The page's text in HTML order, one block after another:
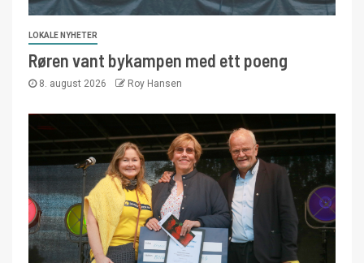
LOKALE NYHETER
Røren vant bykampen med ett poeng
8. august 2026 Roy Hansen